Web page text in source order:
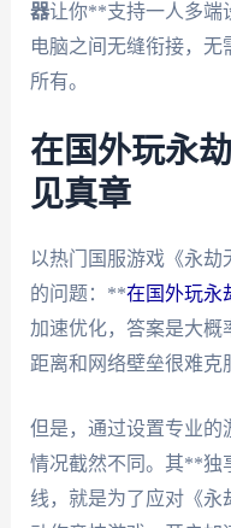
器让你**支持一人多端
电脑之间无缝衔接，
所有。
在国外玩永
见真章
以热门国服游戏《永劫
的问题：**在国外玩永
加速优化，答案是大概
距离和网络壁垒很难克
但是，通过设置专业的
情况截然不同。其**独
线，就是为了应对《永